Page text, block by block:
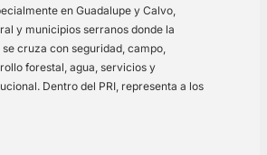
en Guadalupe y Calvo,
y municipios serranos donde la
cruza con seguridad, campo,
forestal, agua, servicios y
Dentro del PRI, representa a los